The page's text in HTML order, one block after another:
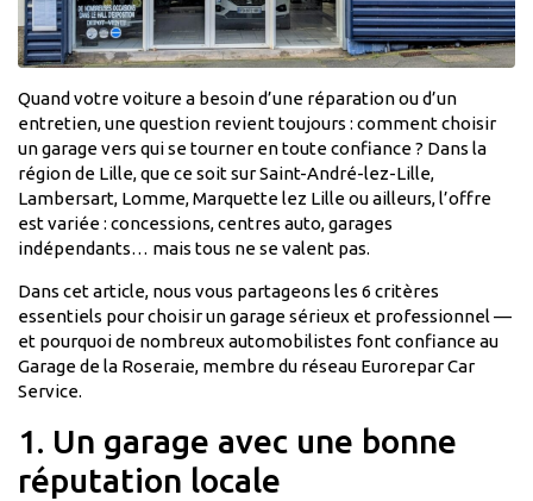
Quand votre voiture a besoin d’une réparation ou d’un
entretien, une question revient toujours : comment choisir
un garage vers qui se tourner en toute confiance ? Dans la
région de Lille, que ce soit sur Saint-André-lez-Lille,
Lambersart, Lomme, Marquette lez Lille ou ailleurs, l’offre
est variée : concessions, centres auto, garages
indépendants… mais tous ne se valent pas.
Dans cet article, nous vous partageons les 6 critères
essentiels pour choisir un garage sérieux et professionnel —
et pourquoi de nombreux automobilistes font confiance au
Garage de la Roseraie, membre du réseau Eurorepar Car
Service.
1. Un garage avec une bonne
réputation locale